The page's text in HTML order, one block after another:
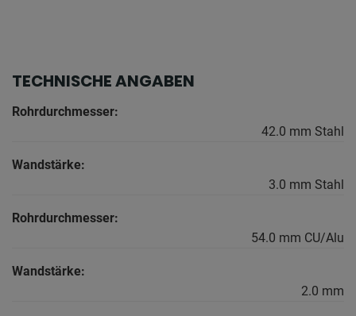
TECHNISCHE ANGABEN
Rohrdurchmesser:
42.0 mm Stahl
Wandstärke:
3.0 mm Stahl
Rohrdurchmesser:
54.0 mm CU/Alu
Wandstärke:
2.0 mm